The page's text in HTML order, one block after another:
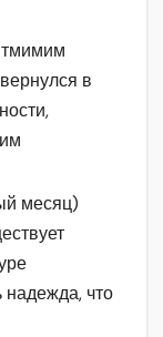
в
месяц)
надежда, что